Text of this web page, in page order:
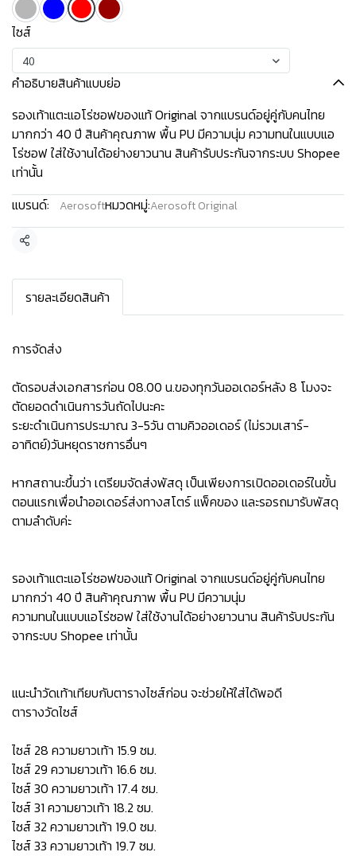
ไซส์
40
คำอธิบายสินค้าแบบย่อ
รองเท้าแตะแอโร่ซอฟของแท้ Original จากแบรนด์อยู่คู่กับคนไทย
มากกว่า 40 ปี สินค้าคุณภาพ พื้น PU มีความนุ่ม ความทนในแบบแอ
โร่ซอฟ ใส่ใช้งานได้อย่างยาวนาน สินค้ารับประกันจากระบบ Shopee
เท่านั้น
แบรนด์:
Aerosoftหมวดหมู่:Aerosoft Original
แชร์
รายละเอียดสินค้า
การจัดส่ง
ตัดรอบส่งเอกสารก่อน 08.00 น.ของทุกวันออเดอร์หลัง 8 โมงจะ
ตัดยอดดำเนินการวันถัดไปนะคะ
ระยะดำเนินการประมาณ 3-5วัน ตามคิวออเดอร์ (ไม่รวมเสาร์-
อาทิตย์)วันหยุดราชการอื่นๆ
หากสถานะขึ้นว่า เตรียมจัดส่งพัสดุ เป็นเพียงการเปิดออเดอร์ในขั้น
ตอนแรกเพื่อนำออเดอร์ส่งทางสโตร์ แพ็คของ และรอรถมารับพัสดุ
ตามลำดับค่ะ
รองเท้าแตะแอโร่ซอฟของแท้ Original จากแบรนด์อยู่คู่กับคนไทย
มากกว่า 40 ปี สินค้าคุณภาพ พื้น PU มีความนุ่ม
ความทนในแบบแอโร่ซอฟ ใส่ใช้งานได้อย่างยาวนาน สินค้ารับประกัน
จากระบบ Shopee เท่านั้น
แนะนำวัดเท้าเทียบกับตารางไซส์ก่อน จะช่วยให้ใส่ได้พอดี
ตารางวัดไซส์
ไซส์ 28 ความยาวเท้า 15.9 ซม.
ไซส์ 29 ความยาวเท้า 16.6 ซม.
ไซส์ 30 ความยาวเท้า 17.4 ซม.
ไซส์ 31 ความยาวเท้า 18.2 ซม.
ไซส์ 32 ความยาวเท้า 19.0 ซม.
ไซส์ 33 ความยาวเท้า 19.7 ซม.